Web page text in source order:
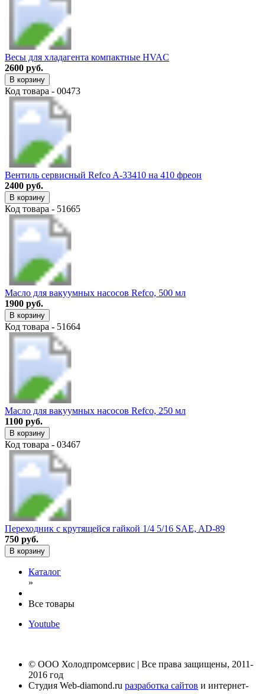
Весы для хладагента компактные HVAC
2600 руб.
В корзину
Код товара - 00473
Вентиль сервисный Refco A-33410 на 410 фреон
2400 руб.
В корзину
Код товара - 51665
Масло для вакуумных насосов Refco, 500 мл
1900 руб.
В корзину
Код товара - 51664
Масло для вакуумных насосов Refco, 250 мл
1100 руб.
В корзину
Код товара - 03467
Переходник с крутящейся гайкой 1/4 5/16 SAE, AD-89
750 руб.
В корзину
Каталог
»
Все товары
Youtube
© ООО Холодпромсервис | Все права защищены, 2011-
2016 год
Студия Web-diamond.ru разработка сайтов и интернет-